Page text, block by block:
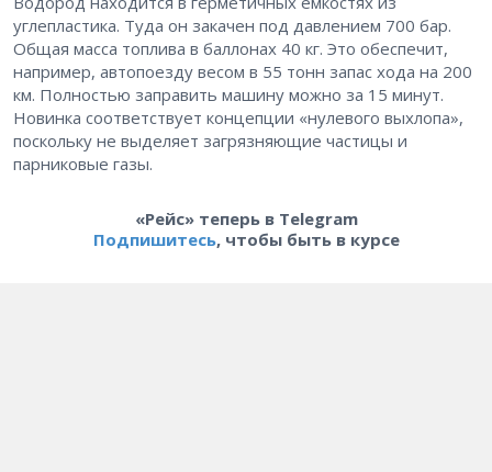
углепластика. Туда он закачен под давлением 700 бар.
Общая масса топлива в баллонах 40 кг. Это обеспечит,
например, автопоезду весом в 55 тонн запас хода на 200
км. Полностью заправить машину можно за 15 минут.
Новинка соответствует концепции «нулевого выхлопа»,
поскольку не выделяет загрязняющие частицы и
парниковые газы.
«Рейс» теперь в Telegram
Подпишитесь, чтобы быть в курсе